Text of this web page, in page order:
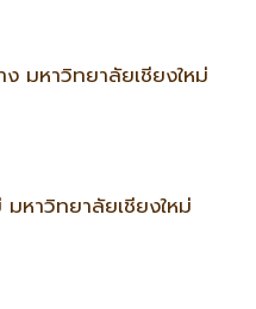
มหาวิทยาลัยเชียงใหม่
หาวิทยาลัยเชียงใหม่